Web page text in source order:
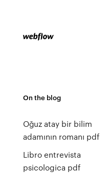
On the blog
Oğuz atay bir bilim
adamının romanı pdf
Libro entrevista
psicologica pdf